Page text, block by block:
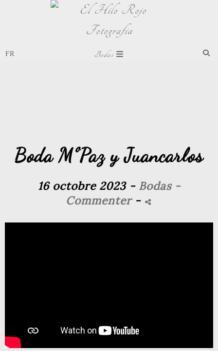
Bodas
Boda MºPaz y Juancarlos
16 octobre 2023 - Bodas -
Commenter -